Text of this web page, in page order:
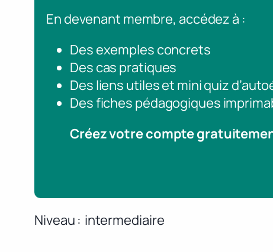
En devenant membre, accédez à :
Des exemples concrets
Des cas pratiques
Des liens utiles et mini quiz
Des fiches pédagogiques
Créez votre compte
Niveau intermediaire